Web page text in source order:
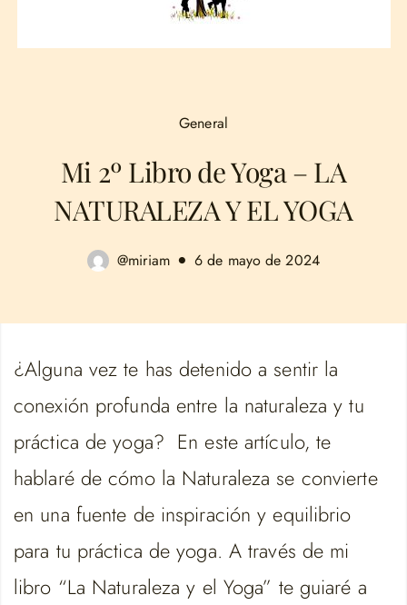
General
Mi 2º Libro de Yoga – LA
NATURALEZA Y EL YOGA
@miriam 6 de mayo de 2024
¿Alguna vez te has detenido a sentir la
conexión profunda entre la naturaleza y tu
práctica de yoga? En este artículo, te
hablaré de cómo la Naturaleza se convierte
en una fuente de inspiración y equilibrio
para tu práctica de yoga. A través de mi
libro “La Naturaleza y el Yoga” te guiaré a